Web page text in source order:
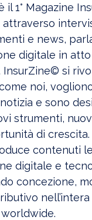
il 1° Magazine
attraverso i
e news,
digitale in
InsurZine© si
noi,
e sono
strumenti,
di
contenuti
digitale e
concezione,